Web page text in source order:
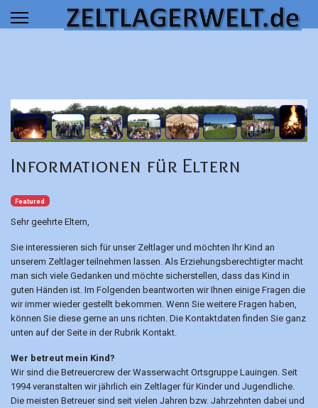
Informationen für Eltern
Featured
Sehr geehrte Eltern,
Sie interessieren sich für unser Zeltlager und möchten Ihr Kind an
unserem Zeltlager teilnehmen lassen. Als Erziehungsberechtigter macht
man sich viele Gedanken und möchte sicherstellen, dass das Kind in
guten Händen ist. Im Folgenden beantworten wir Ihnen einige Fragen die
wir immer wieder gestellt bekommen. Wenn Sie weitere Fragen haben,
können Sie diese gerne an uns richten. Die Kontaktdaten finden Sie ganz
unten auf der Seite in der Rubrik Kontakt.
Wer betreut mein Kind?
Wir sind die Betreuercrew der Wasserwacht Ortsgruppe Lauingen. Seit
1994 veranstalten wir jährlich ein Zeltlager für Kinder und Jugendliche.
Die meisten Betreuer sind seit vielen Jahren bzw. Jahrzehnten dabei und